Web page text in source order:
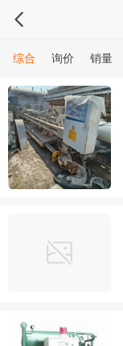
综合 询价 销量